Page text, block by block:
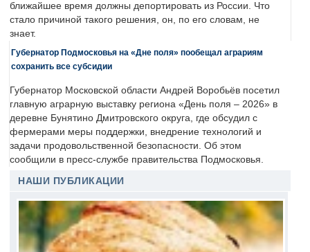
ближайшее время должны депортировать из России. Что
стало причиной такого решения, он, по его словам, не
знает.
Губернатор Подмосковья на «Дне поля» пообещал аграриям
сохранить все субсидии
Губернатор Московской области Андрей Воробьёв посетил
главную аграрную выставку региона «День поля – 2026» в
деревне Бунятино Дмитровского округа, где обсудил с
фермерами меры поддержки, внедрение технологий и
задачи продовольственной безопасности. Об этом
сообщили в пресс-службе правительства Подмосковья.
НАШИ ПУБЛИКАЦИИ